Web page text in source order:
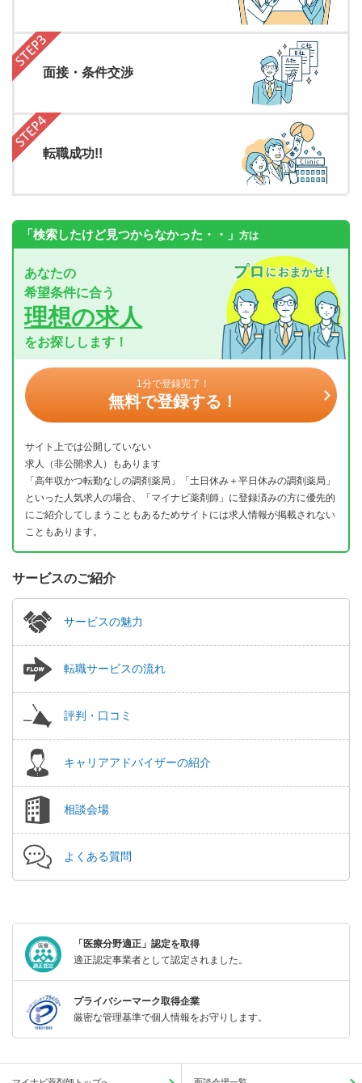
面接・条件交渉
転職成功!!
「検索したけど見つからなかった・・」 方は
あなたの
希望条件に合う
理想の求人
をお探しします！
1分で登録完了！
無料で登録する！
サイト上では公開していない
求人（非公開求人）もあります
「高年収かつ転勤なしの調剤薬局」「土日休み＋平日休みの調剤薬局」
といった人気求人の場合、「マイナビ薬剤師」に登録済みの方に優先的
にご紹介してしまうこともあるためサイトには求人情報が掲載されない
こともあります。
サービスのご紹介
サービスの魅力
転職サービスの流れ
評判・口コミ
キャリアアドバイザーの紹介
相談会場
よくある質問
「医療分野適正」認定を取得
適正認定事業者として認定されました。
プライバシーマーク取得企業
厳密な管理基準で個人情報をお守りします。